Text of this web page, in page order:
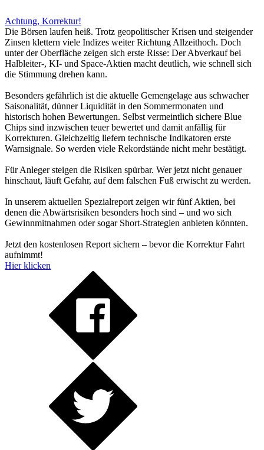
Achtung, Korrektur!
Die Börsen laufen heiß. Trotz geopolitischer Krisen und steigender
Zinsen klettern viele Indizes weiter Richtung Allzeithoch. Doch
unter der Oberfläche zeigen sich erste Risse: Der Abverkauf bei
Halbleiter-, KI- und Space-Aktien macht deutlich, wie schnell sich
die Stimmung drehen kann.
Besonders gefährlich ist die aktuelle Gemengelage aus schwacher
Saisonalität, dünner Liquidität in den Sommermonaten und
historisch hohen Bewertungen. Selbst vermeintlich sichere Blue
Chips sind inzwischen teuer bewertet und damit anfällig für
Korrekturen. Gleichzeitig liefern technische Indikatoren erste
Warnsignale. So werden viele Rekordstände nicht mehr bestätigt.
Für Anleger steigen die Risiken spürbar. Wer jetzt nicht genauer
hinschaut, läuft Gefahr, auf dem falschen Fuß erwischt zu werden.
In unserem aktuellen Spezialreport zeigen wir fünf Aktien, bei
denen die Abwärtsrisiken besonders hoch sind – und wo sich
Gewinnmitnahmen oder sogar Short-Strategien anbieten könnten.
Jetzt den kostenlosen Report sichern – bevor die Korrektur Fahrt
aufnimmt!
Hier klicken